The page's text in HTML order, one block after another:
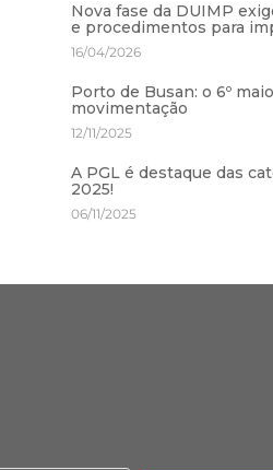
Nova fase da DUIMP
e procedimentos para
16/04/2026
Porto de Busan: o 6º
movimentação
12/11/2025
A PGL é destaque das
2025!
06/11/2025